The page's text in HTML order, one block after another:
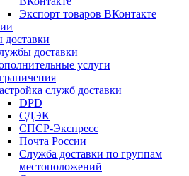
Экспорт товаров ВКонтакте
доставки
услуги
служб доставки
DPD
СДЭК
СПСР-Экспресс
Почта России
Служба доставки по группам
местоположений